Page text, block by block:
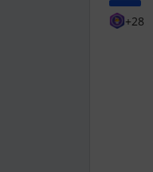
+28